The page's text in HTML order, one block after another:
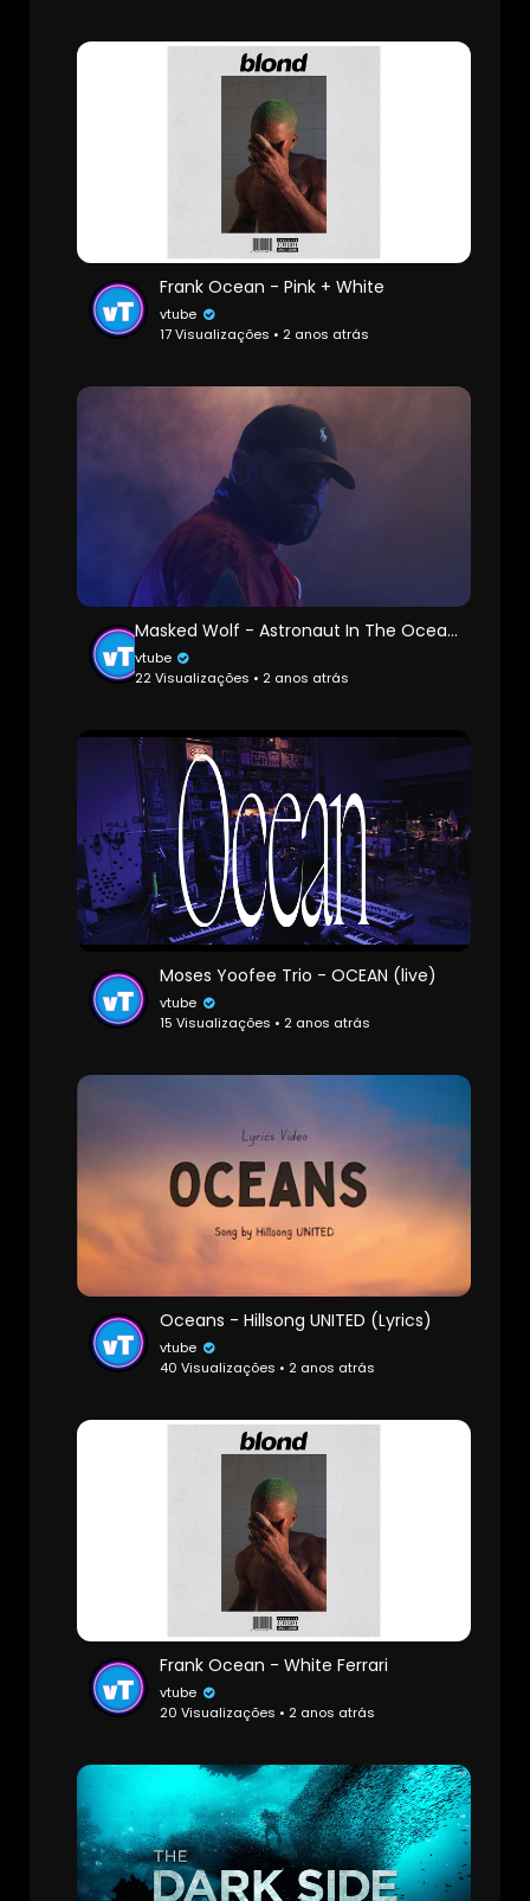
Frank Ocean - Pink + White
vtube
17 Visualizações • 2 anos atrás
Masked Wolf - Astronaut In The Ocean (Official Music Video)
vtube
22 Visualizações • 2 anos atrás
Moses Yoofee Trio - OCEAN (live)
vtube
15 Visualizações • 2 anos atrás
Oceans - Hillsong UNITED (Lyrics)
vtube
40 Visualizações • 2 anos atrás
Frank Ocean - White Ferrari
vtube
20 Visualizações • 2 anos atrás